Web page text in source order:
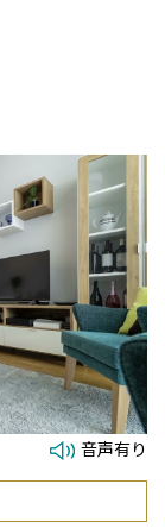
音声有り